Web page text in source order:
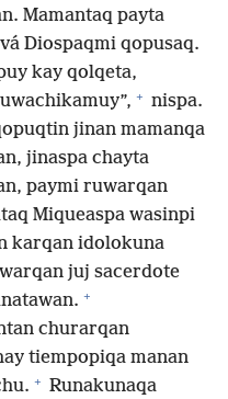
Mamantaq payta
Diospaqmi qopusaq.
kay qolqeta,
+ nispa.
jinan mamanqa
jinaspa chayta
paymi ruwarqan
Miqueaspa wasinpi
karqan idolokuna
juj sacerdote
+
churarqan
tiempopiqa manan
+ Runakunaqa